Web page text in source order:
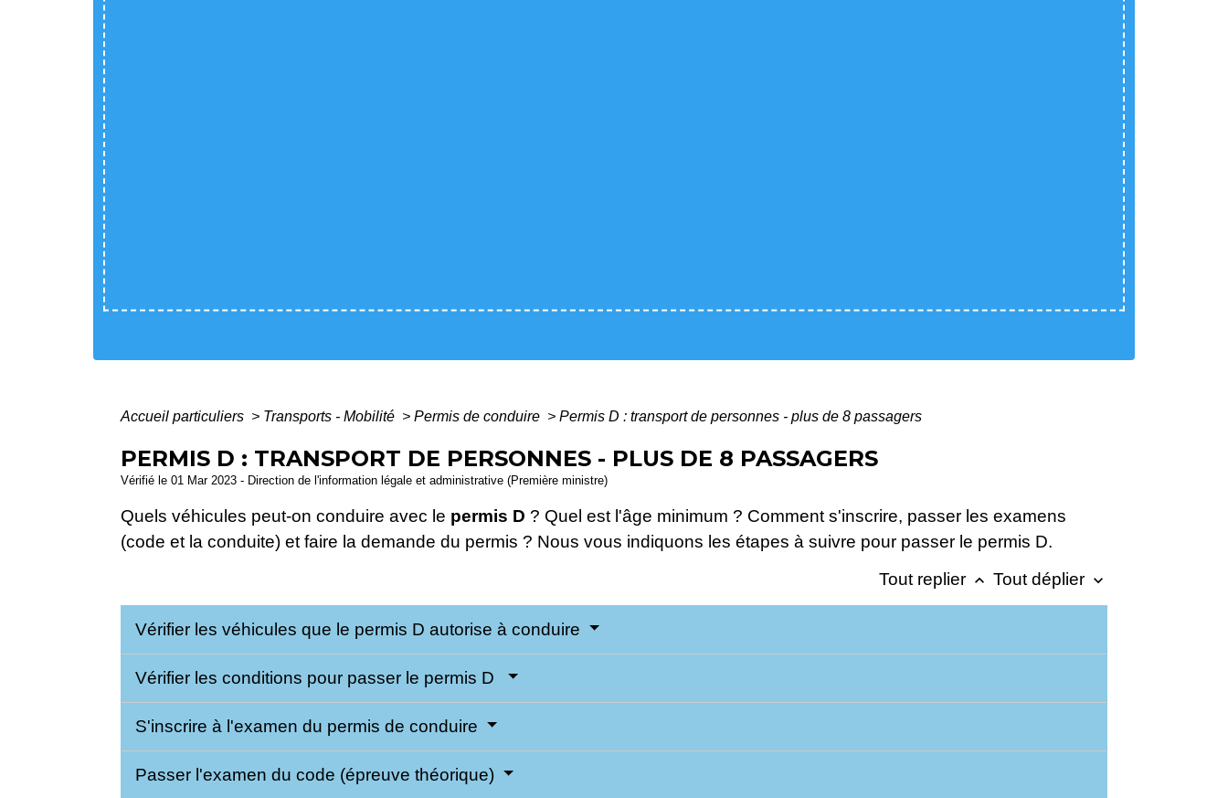
Accueil particuliers > Transports - Mobilité > Permis de conduire > Permis D : transport de personnes - plus de 8 passagers
PERMIS D : TRANSPORT DE PERSONNES - PLUS DE 8 PASSAGERS
Vérifié le 01 Mar 2023 - Direction de l'information légale et administrative (Première ministre)
Quels véhicules peut-on conduire avec le permis D ? Quel est l'âge minimum ? Comment s'inscrire, passer les examens
(code et la conduite) et faire la demande du permis ? Nous vous indiquons les étapes à suivre pour passer le permis D.
Tout replier keyboard_arrow_up Tout déplier keyboard_arrow_down
Vérifier les véhicules que le permis D autorise à conduire
Vérifier les conditions pour passer le permis D
S'inscrire à l'examen du permis de conduire
Passer l'examen du code (épreuve théorique)